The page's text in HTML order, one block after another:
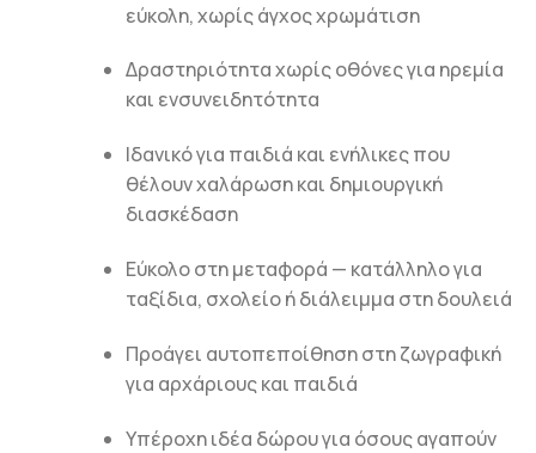
εύκολη, χωρίς άγχος χρωμάτιση
Δραστηριότητα χωρίς οθόνες για ηρεμία
και ενσυνειδητότητα
Ιδανικό για παιδιά και ενήλικες που
θέλουν χαλάρωση και δημιουργική
διασκέδαση
Εύκολο στη μεταφορά — κατάλληλο για
ταξίδια, σχολείο ή διάλειμμα στη δουλειά
Προάγει αυτοπεποίθηση στη ζωγραφική
για αρχάριους και παιδιά
Υπέροχη ιδέα δώρου για όσους αγαπούν